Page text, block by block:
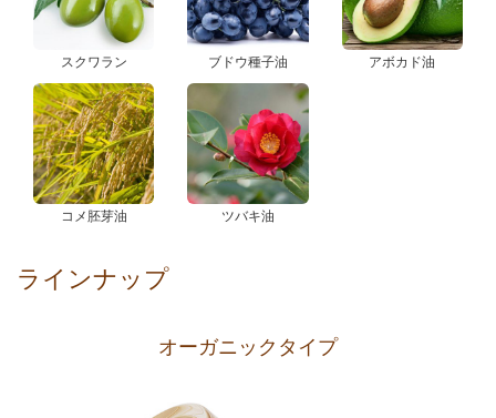
スクワラン ブドウ種子油 アボカド油
コメ胚芽油 ツバキ油
ラインナップ
オーガニックタイプ